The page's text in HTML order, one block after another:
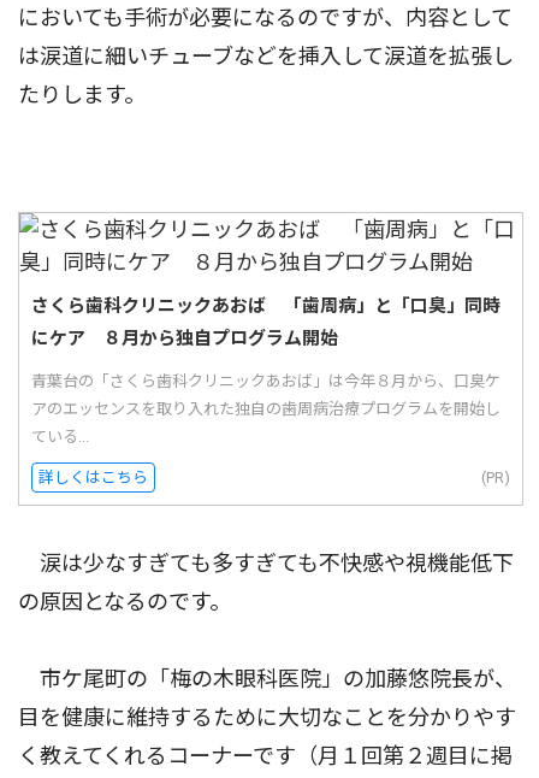
においても手術が必要になるのですが、内容として
は涙道に細いチューブなどを挿入して涙道を拡張し
たりします。
さくら歯科クリニックあおば 「歯周病」と「口臭」同時
にケア ８月から独自プログラム開始
青葉台の「さくら歯科クリニックあおば」は今年８月から、口臭ケ
アのエッセンスを取り入れた独自の歯周病治療プログラムを開始し
ている...
詳しくはこちら (PR)
涙は少なすぎても多すぎても不快感や視機能低下
の原因となるのです。
市ケ尾町の「梅の木眼科医院」の加藤悠院長が、
目を健康に維持するために大切なことを分かりやす
く教えてくれるコーナーです（月１回第２週目に掲